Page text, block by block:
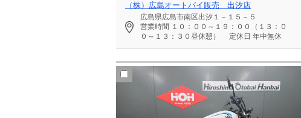
（株）広島オートバイ販売 出汐店
広島県広島市南区出汐１－１５－５
営業時間 １０：００～１９：００（１３：０
０～１３：３０昼休憩）
定休日 年中無休